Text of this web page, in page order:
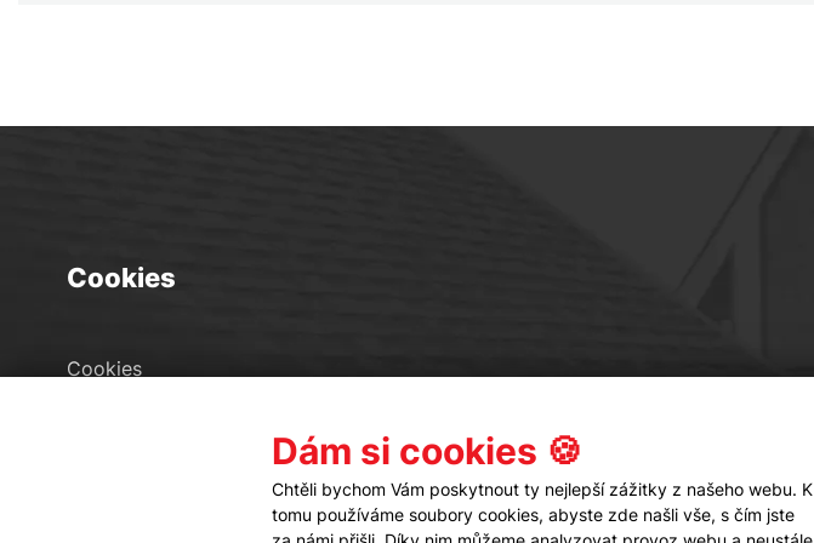
Cookies
Cookies
Dám si cookies 🍪
Chtěli bychom Vám poskytnout ty nejlepší zážitky z našeho webu. K
tomu používáme soubory cookies, abyste zde našli vše, s čím jste